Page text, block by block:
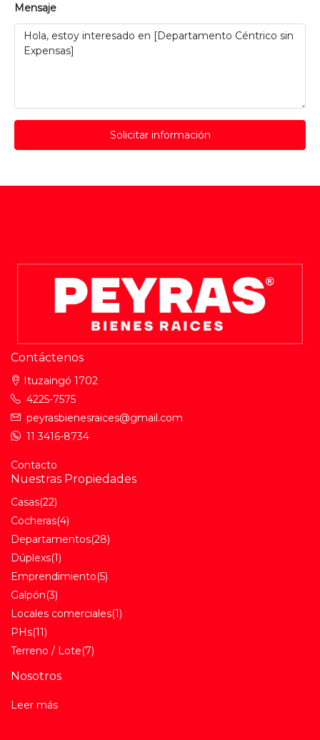
Mensaje
Solicitar información
Contáctenos
Ituzaingó 1702
4225-7575
peyrasbienesraices@gmail.com
11 3416-8734
Contacto
Nuestras Propiedades
Casas(22)
Cocheras(4)
Departamentos(28)
Dúplexs(1)
Emprendimiento(5)
Galpón(3)
Locales comerciales(1)
PHs(11)
Terreno / Lote(7)
Nosotros
Leer más